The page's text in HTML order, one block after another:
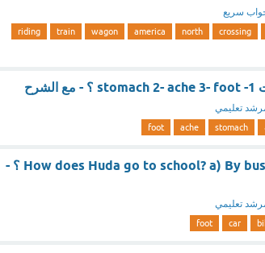
سريع
crossing
north
america
wagon
train
riding
تعليمي
stomach
ache
foot
How does Huda go to school? a) By bus b) By bike c) By car d) On foot ؟ -
تعليمي
car
foot